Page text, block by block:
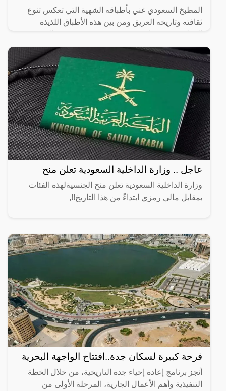
المطبخ السعودي غني بأطباقه الشهية التي تعكس تنوع
ثقافته وتاريخه العريق ومن بين هذه الأطباق اللذيذة
واللحم المفروم
عاجل .. وزارة الداخلية السعودية تعلن منح
وزارة الداخلية السعودية تعلن منح الجنسيةلهذه الفئات
بمقابل مالي رمزي ابتداءً من هذا التاريخ!!,
فرحة كبيرة لسكان جدة..افتتاح الواجهة البحرية
أنجز برنامج إعادة إحياء جدة التاريخية، من خلال الخطة
التنفيذية وأهم الأعمال الجارية، المرحلة الأولى من